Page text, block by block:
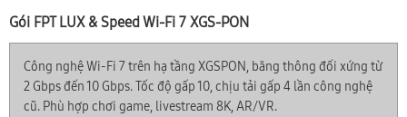
Gói FPT LUX & Speed Wi-Fi 7 XGS-PON
Công nghệ Wi-Fi 7 trên hạ tầng XGSPON, băng thông đối xứng từ
2 Gbps đến 10 Gbps. Tốc độ gấp 10, chịu tải gấp 4 lần công nghệ
cũ. Phù hợp chơi game, livestream 8K, AR/VR.